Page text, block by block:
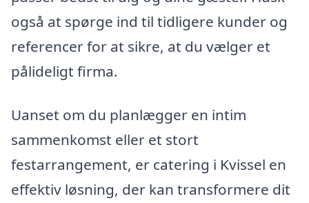
også at spørge ind til tidligere kunder og
referencer for at sikre, at du vælger et
pålideligt firma.
Uanset om du planlægger en intim
sammenkomst eller et stort
festarrangement, er catering i Kvissel en
effektiv løsning, der kan transformere dit